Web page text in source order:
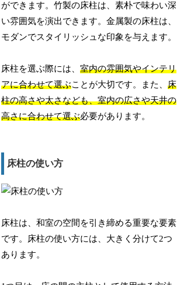
ができます。竹製の床柱は、素朴で味わい深
い雰囲気を演出できます。金属製の床柱は、
モダンでスタイリッシュな印象を与えます。
床柱を選ぶ際には、室内の雰囲気やインテリ
アに合わせて選ぶことが大切です。また、床
柱の高さや太さなども、室内の広さや天井の
高さに合わせて選ぶ必要があります。
床柱の使い方
床柱は、和室の空間を引き締める重要な要素
です。床柱の使い方には、大きく分けて2つ
あります。